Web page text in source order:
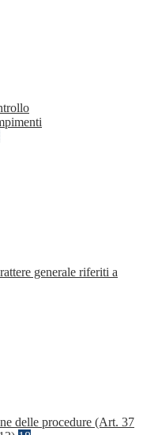
generale riferiti a
delle procedure (Art. 37